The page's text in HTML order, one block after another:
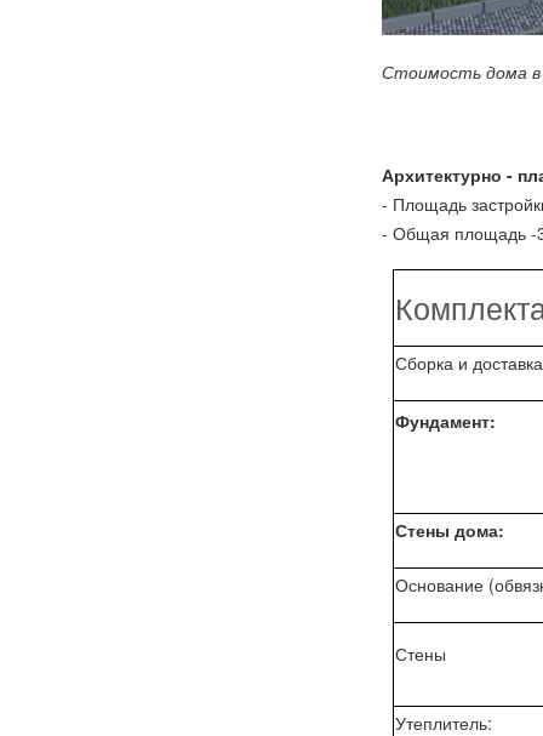
Стоимость дома в
Архитектурно -
- Площадь
- Общая
Сборка и
Фундамент:
Стены дома:
Основание
Стены
Утеплитель: